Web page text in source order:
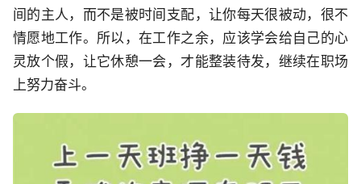
间的主人，而不是被时间支配，让你每天很被动，很不
情愿地工作。所以，在工作之余，应该学会给自己的心
灵放个假，让它休憩一会，才能整装待发，继续在职场
上努力奋斗。